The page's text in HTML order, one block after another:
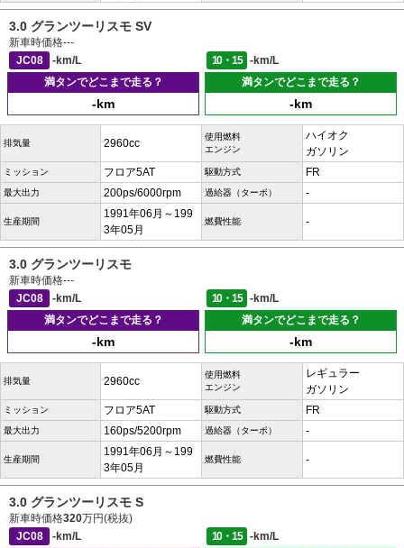
3.0 グランツーリスモ SV
新車時価格---
JC08
-km/L 10・15
-km/L
満タンでどこまで走る？
-km
満タンでどこまで走る？
-km
排気量 2960cc
使用燃料
エンジン
ハイオク
ガソリン
ミッション フロア5AT 駆動方式 FR
最大出力 200ps/6000rpm 過給器（ターボ） -
生産期間
1991年06月～199
3年05月
燃費性能 -
3.0 グランツーリスモ
新車時価格---
JC08
-km/L 10・15
-km/L
満タンでどこまで走る？
-km
満タンでどこまで走る？
-km
排気量 2960cc
使用燃料
エンジン
レギュラー
ガソリン
ミッション フロア5AT 駆動方式 FR
最大出力 160ps/5200rpm 過給器（ターボ） -
生産期間
1991年06月～199
3年05月
燃費性能 -
3.0 グランツーリスモ S
新車時価格320万円(税抜)
JC08
-km/L 10・15
-km/L